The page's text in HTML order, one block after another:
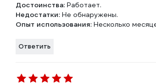
Достоинства: Работает.
Недостатки: Не обнаружены.
Опыт использования: Несколько
Ответить